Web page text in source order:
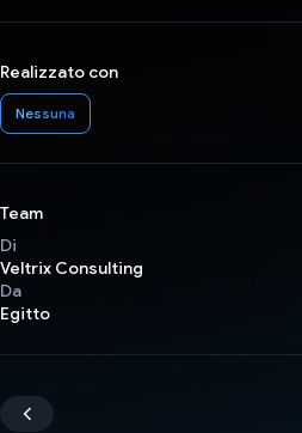
Realizzato con
Nessuna
Team
Di
Veltrix Consulting
Da
Egitto